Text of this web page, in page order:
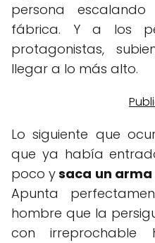
persona
fábrica. Y a los
protagonistas,
llegar a lo más alto.
Lo siguiente que
que ya había
poco ysaca un
Apunta
hombre que la
con irreprochable